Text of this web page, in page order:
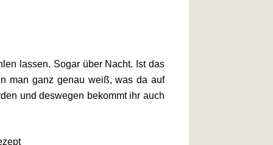
lassen. Sogar über Nacht. Ist das
man ganz genau weiß, was da auf
und deswegen bekommt ihr auch